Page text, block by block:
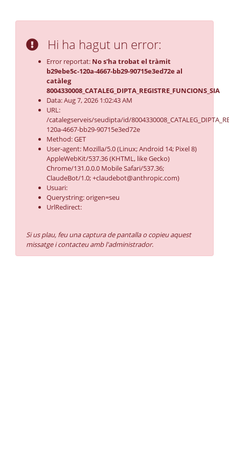
Hi ha hagut un error:
Error reportat: No s'ha trobat el tràmit
b29ebe5c-120a-4667-bb29-90715e3ed72e al
catàleg
8004330008_CATALEG_DIPTA_REGISTRE_FUNCIONS_SIA
Data: Aug 7, 2026 1:02:43 AM
URL:
/catalegserveis/seudipta/id/
120a-4667-bb29-90715e3ed72e
Method: GET
User-agent: Mozilla/5.0 (Linux; Android 14; Pixel 8)
AppleWebKit/537.36 (KHTML, like Gecko)
Chrome/131.0.0.0 Mobile Safari/537.36;
ClaudeBot/1.0; +claudebot@anthropic.com)
Usuari:
Querystring: origen=seu
UrlRedirect:
Si us plau, feu una captura de pantalla o copieu aquest
missatge i contacteu amb l'administrador.